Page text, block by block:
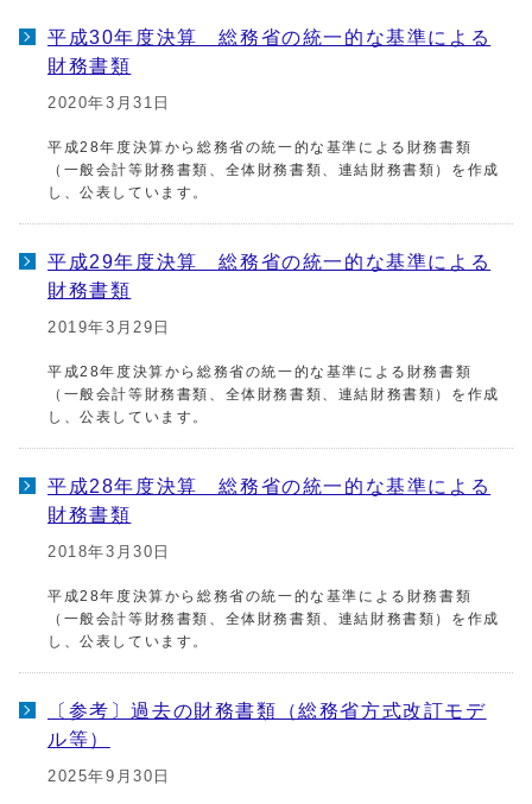
平成30年度決算 総務省の統一的な基準による
財務書類
2020年3月31日
平成28年度決算から総務省の統一的な基準による財務書類
（一般会計等財務書類、全体財務書類、連結財務書類）を作成
し、公表しています。
平成29年度決算 総務省の統一的な基準による
財務書類
2019年3月29日
平成28年度決算から総務省の統一的な基準による財務書類
（一般会計等財務書類、全体財務書類、連結財務書類）を作成
し、公表しています。
平成28年度決算 総務省の統一的な基準による
財務書類
2018年3月30日
平成28年度決算から総務省の統一的な基準による財務書類
（一般会計等財務書類、全体財務書類、連結財務書類）を作成
し、公表しています。
〔参考〕過去の財務書類（総務省方式改訂モデ
ル等）
2025年9月30日